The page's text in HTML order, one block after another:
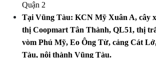
Quận 2
Tại Vũng Tàu: KCN Mỹ Xuân A, cây
thị Coopmart Tân Thành, QL51, thị
vòm Phú Mỹ, Eo Ông Từ, cảng Cát
Tàu, nội thành Vũng Tàu.